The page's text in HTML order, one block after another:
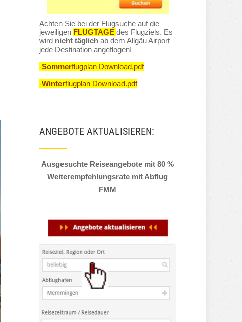
Achten Sie bei der Flugsuche auf die
jeweiligen FLUGTAGE des Flugziels. Es
wird nicht täglichab dem Allgäu Airport
jede Destination angeflogen!
-Sommerflugplan Download.pdf
-Winterflugplan Download.pdf
ANGEBOTE AKTUALISIEREN:
Ausgesuchte Reiseangebote mit 80 %
Weiterempfehlungsrate mit Abflug
FMM